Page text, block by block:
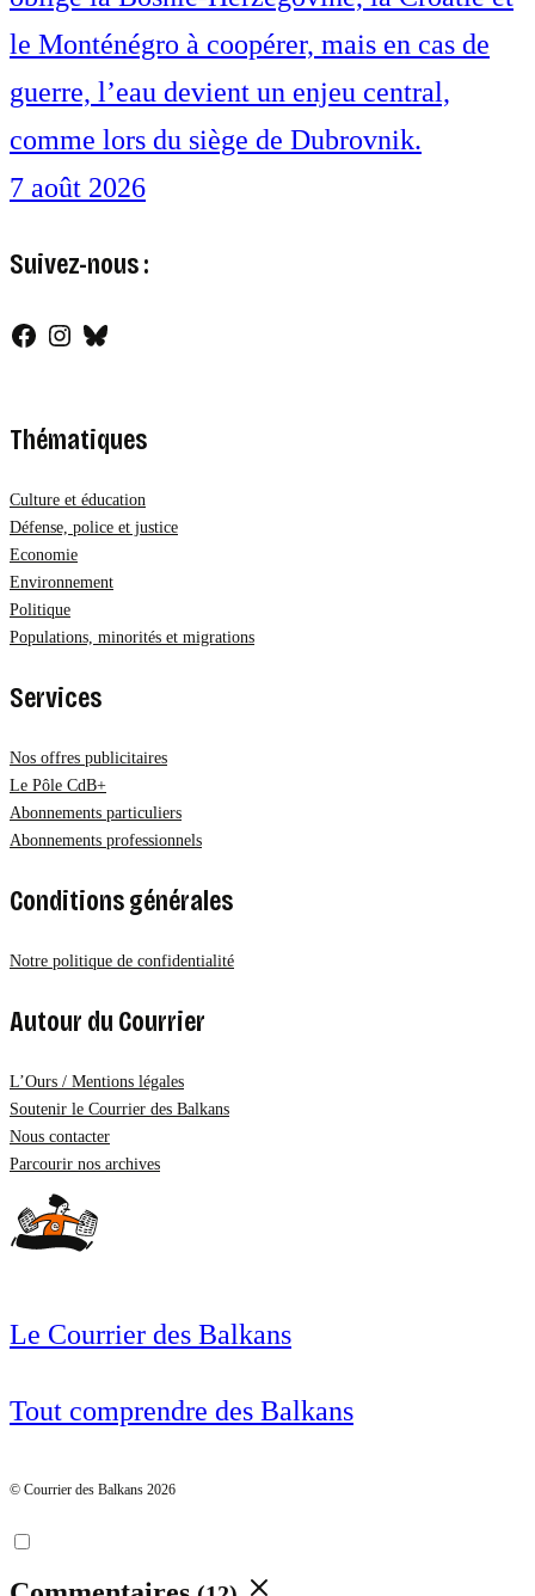
le Monténégro à coopérer, mais en cas de
guerre, l’eau devient un enjeu central,
comme lors du siège de Dubrovnik.
7 août 2026
Suivez-nous :
Facebook
Instagram
Bluesky
Thématiques
Culture et éducation
Défense, police et justice
Economie
Environnement
Politique
Populations, minorités et migrations
Services
Nos offres publicitaires
Le Pôle CdB+
Abonnements particuliers
Abonnements professionnels
Conditions générales
Notre politique de confidentialité
Autour du Courrier
L’Ours / Mentions légales
Soutenir le Courrier des Balkans
Nous contacter
Parcourir nos archives
Le Courrier des Balkans
Tout comprendre des Balkans
© Courrier des Balkans 2026